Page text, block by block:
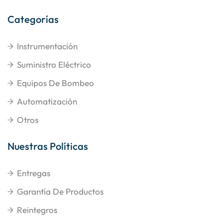
Categorías
Instrumentación
Suministro Eléctrico
Equipos De Bombeo
Automatización
Otros
Nuestras Políticas
Entregas
Garantía De Productos
Reintegros